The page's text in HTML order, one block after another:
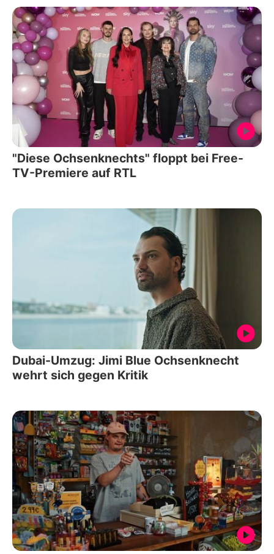
"Diese Ochsenknechts" floppt bei Free-
TV-Premiere auf RTL
Dubai-Umzug: Jimi Blue Ochsenknecht
wehrt sich gegen Kritik